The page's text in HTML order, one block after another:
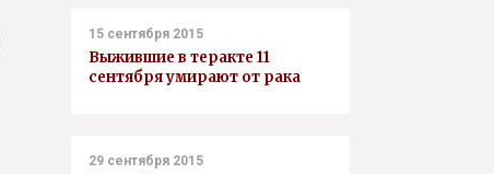
15 сентября 2015
Выжившие в теракте 11
сентября умирают от рака
29 сентября 2015